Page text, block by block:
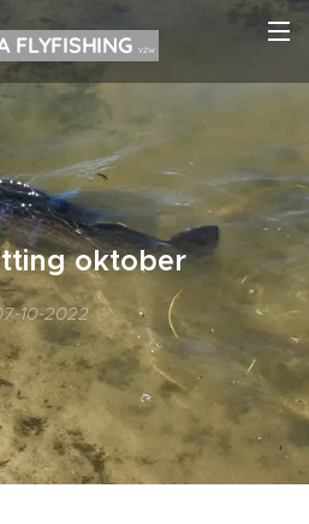
FLYFISHINGVZW
oktober
10-2022